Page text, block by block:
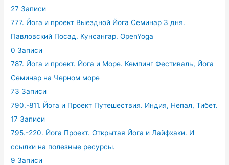
27 Записи
777. Йога и проект Выездной Йога Семинар 3 дня.
Павловский Посад. Кунсангар. OpenYoga
0 Записи
787. Йога и проект. Йога и Море. Кемпинг Фестиваль, Йога
Семинар на Черном море
73 Записи
790.-811. Йога и Проект Путешествия. Индия, Непал, Тибет.
17 Записи
795.-220. Йога Проект. Открытая Йога и Лайфхаки. И
ссылки на полезные ресурсы.
9 Записи